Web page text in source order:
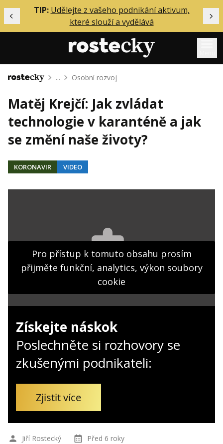
Předchozí
TIP: Udělejte z vašeho podnikání aktivum,
které slouží a vydělává
Mentoring
Podcasty
Solo
Akce
O mně
Obchodní podmínky
Hledaná fráze Hledat
Domů ... Osobní rozvoj
Matěj Krejčí: Jak zvládat
technologie v karanténě a jak
se změní naše životy?
KORONAVIR VIDEO
Pro přístup k tomuto obsahu prosím
přijměte funkční, analytics, výkon soubory
cookie
Získejte náskok
Poslechněte si rozhovory se
zkušenými podnikateli:
Zjistit více
Jiří Rostecký Před 6 roky